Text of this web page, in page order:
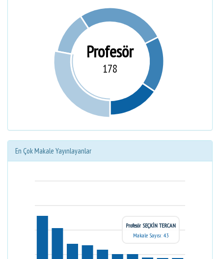
Profesör
178
En Çok Makale Yayınlayanlar
Profesör SEÇKİN TERCAN
Makale Sayısı: 43